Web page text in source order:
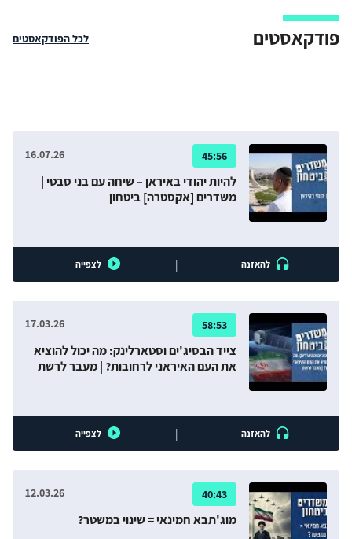
פודקאסטים לכל הפודקאסטים
45:56
16.07.26
להיות יהודי באיראן – שיחה עם בני סבטי |
משדרים [אקסטרה] ביטחון
להאזנה | לצפייה
58:53
17.03.26
צייד הבסיג'ים וסטארלינק: מה יכול להוציא
את העם האיראני לרחובות? | מעבר לרשת
להאזנה | לצפייה
40:43
12.03.26
מוג'תבא חמינאי = שינוי במשטר?